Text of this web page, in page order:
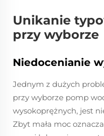
Unikanie
przy wyborze
Niedocenianie
Jednym z dużych
przy wyborze pomp
wysokoprężnych, jest
Zbyt mała moc